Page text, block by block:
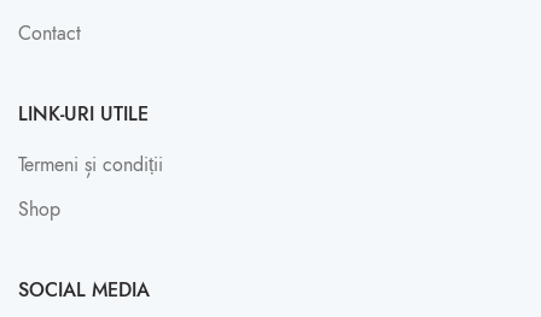
Contact
LINK-URI UTILE
Termeni și condiții
Shop
SOCIAL MEDIA